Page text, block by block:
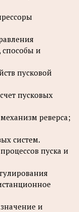
способы и
пусковой
пусковых
реверса;
систем.
пуска и
и